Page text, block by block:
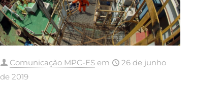
Comunicação MPC-ES em
26 de junho
de 2019